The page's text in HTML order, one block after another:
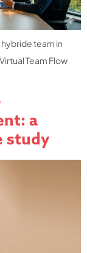
team in
Team Flow
a
study